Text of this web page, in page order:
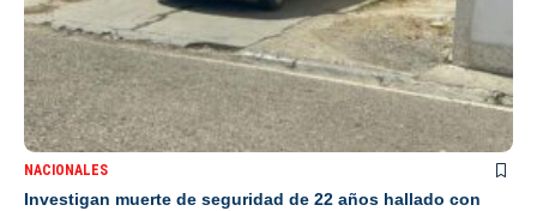
NACIONALES
Investigan muerte de seguridad de 22 años hallado con